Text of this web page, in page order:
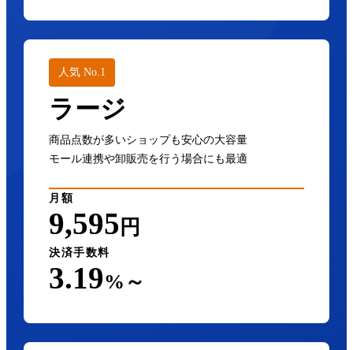
人気 No.1
ラージ
商品点数が多いショップも安心の大容量
モール連携や卸販売を行う場合にも最適
月額
9,595 円
決済手数料
3.19%～